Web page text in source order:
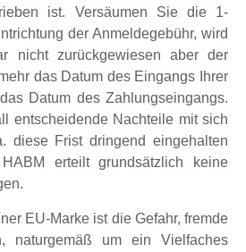
ist. Versäumen Sie die 1-
der Anmeldegebühr, wird
nicht zurückgewiesen aber der
das Datum des Eingangs Ihrer
Datum des Zahlungseingangs.
entscheidende Nachteile mit sich
diese Frist dringend eingehalten
erteilt grundsätzlich keine
EU-Marke ist die Gefahr, fremde
naturgemäß um ein Vielfaches